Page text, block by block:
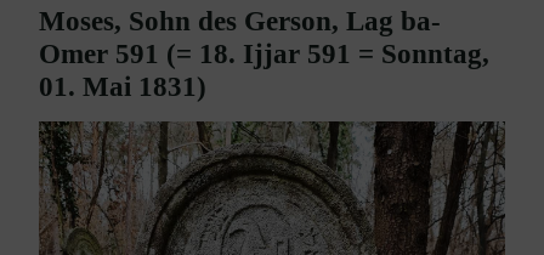
Moses, Sohn des Gerson, Lag ba-
Omer 591 (= 18. Ijjar 591 = Sonntag,
01. Mai 1831)